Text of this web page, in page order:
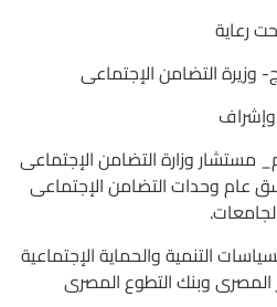
رعاية
وزيرة التضامن الإجتماعى
وإشراف
مستشار وزارة التضامن الإجتماعى
عام وحدات التضامن الإجتماعى
التنمية والحماية الإجتماعية
المصرى وبنك التطوع المصرى